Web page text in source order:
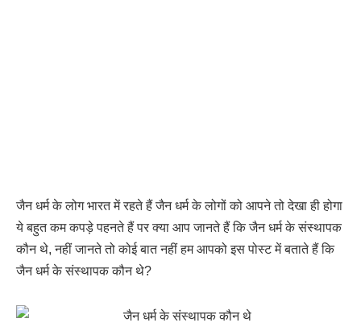
जैन धर्म के लोग भारत में रहते हैं जैन धर्म के लोगों को आपने तो देखा ही होगा
ये बहुत कम कपड़े पहनते हैं पर क्या आप जानते हैं कि जैन धर्म के संस्थापक
कौन थे, नहीं जानते तो कोई बात नहीं हम आपको इस पोस्ट में बताते हैं कि
जैन धर्म के संस्थापक कौन थे?